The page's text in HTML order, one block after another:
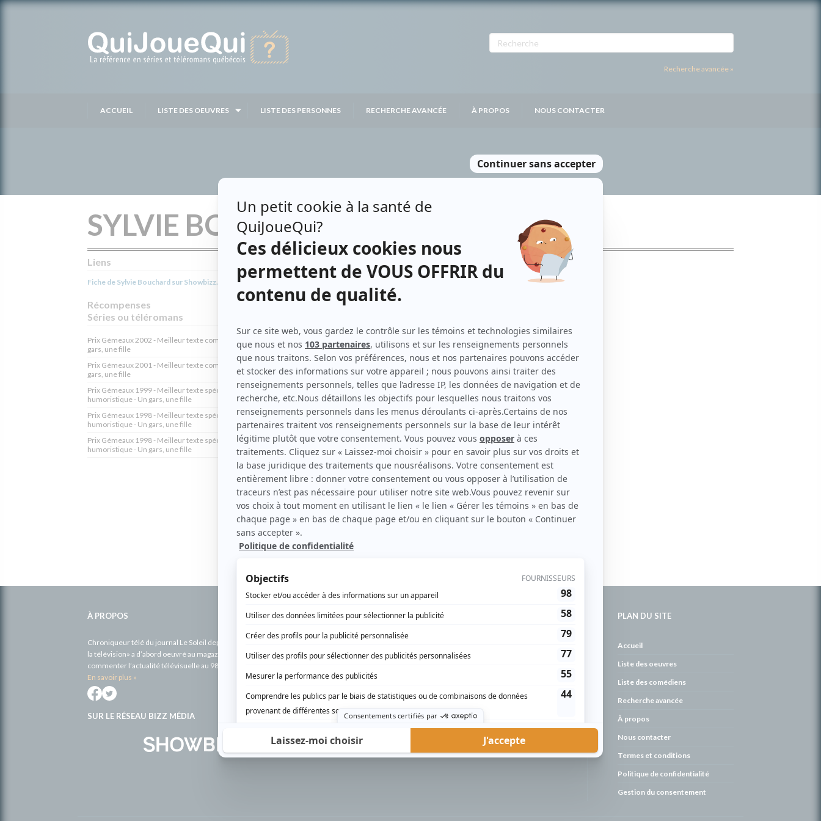
Recherche avancée »
ACCUEIL LISTE DES OEUVRES LISTE DES PERSONNES RECHERCHE AVANCÉE À PROPOS NOUS CONTACTER
SYLVIE BOUCHARD
Liens
Fiche de Sylvie Bouchard sur Showbizz.net
Récompenses
Séries ou téléromans
Prix Gémeaux 2002 - Meilleur texte comédie de situation - Un
gars, une fille
Prix Gémeaux 2001 - Meilleur texte comédie de situation - Un
gars, une fille
Prix Gémeaux 1999 - Meilleur texte spécial ou série
humoristique - Un gars, une fille
Prix Gémeaux 1998 - Meilleur texte spécial ou série
humoristique - Un gars, une fille
Prix Gémeaux 1998 - Meilleur texte spécial ou série
humoristique - Un gars, une fille
Contributions
Mont-RougeAuteur
Saint-Jean-du-LacScript-éditeur
MakiniumScript-éditeur
Les moments parfaits
Auteur
Auteur
En familleAuteur
O'Auteur
Tranches de vieAuteur
Ni plus ni moiAuteur
François en série
Cauchemar d'amourAuteur
Histoires de filles Auteur
Un gars, une filleAuteur
À PROPOS
Chroniqueur télé du journal Le Soleil depuis 2001, Richard Therrien carbure à son petit écran. Celui qu’on surnomme parfois «l’encyclopédie de
la télévision» a d’abord oeuvré au magazine TV Hebdo de 1996 à 2001. Sa spécialité: la télé québécoise. On peut l’entendre régulièrement
commenter l’actualité télévisuelle au 98,5.
En savoir plus »
SUR LE RÉSEAU BIZZ MÉDIA
PLAN DU SITE
Accueil
Liste des oeuvres
Liste des comédiens
Recherche avancée
À propos
Nous contacter
Termes et conditions
Politique de confidentialité
Gestion du consentement